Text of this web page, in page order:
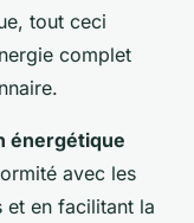
tout ceci
complet
énergétique
avec les
et en facilitant la